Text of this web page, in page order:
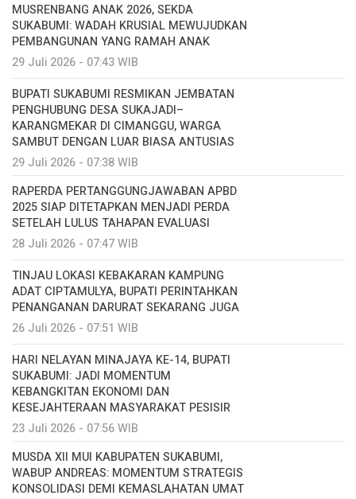
MUSRENBANG ANAK 2026, SEKDA
SUKABUMI: WADAH KRUSIAL MEWUJUDKAN
PEMBANGUNAN YANG RAMAH ANAK
29 Juli 2026 - 07:43 WIB
BUPATI SUKABUMI RESMIKAN JEMBATAN
PENGHUBUNG DESA SUKAJADI–
KARANGMEKAR DI CIMANGGU, WARGA
SAMBUT DENGAN LUAR BIASA ANTUSIAS
29 Juli 2026 - 07:38 WIB
RAPERDA PERTANGGUNGJAWABAN APBD
2025 SIAP DITETAPKAN MENJADI PERDA
SETELAH LULUS TAHAPAN EVALUASI
28 Juli 2026 - 07:47 WIB
TINJAU LOKASI KEBAKARAN KAMPUNG
ADAT CIPTAMULYA, BUPATI PERINTAHKAN
PENANGANAN DARURAT SEKARANG JUGA
26 Juli 2026 - 07:51 WIB
HARI NELAYAN MINAJAYA KE-14, BUPATI
SUKABUMI: JADI MOMENTUM
KEBANGKITAN EKONOMI DAN
KESEJAHTERAAN MASYARAKAT PESISIR
23 Juli 2026 - 07:56 WIB
MUSDA XII MUI KABUPATEN SUKABUMI,
WABUP ANDREAS: MOMENTUM STRATEGIS
KONSOLIDASI DEMI KEMASLAHATAN UMAT